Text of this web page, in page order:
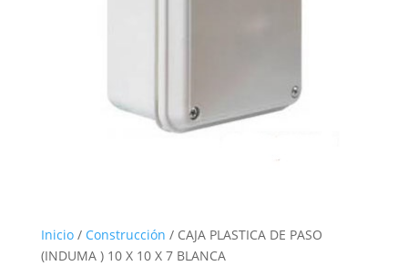
Inicio/ Construcción / CAJA PLASTICA DE PASO
(INDUMA ) 10 X 10 X 7 BLANCA